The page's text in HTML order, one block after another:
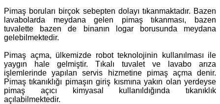
Pimaş boruları birçok sebepten dolayı tıkanmaktadır. Bazen
lavabolarda meydana gelen pimaş tıkanması, bazen
tuvalette bazen de binanın logar borusunda meydana
gelebilmektedir.
Pimaş açma, ülkemizde robot teknolojinin kullanılması ile
yaygın hale gelmiştir. Tıkalı tuvalet ve lavabo arıza
işlemlerinde yapılan servis hizmetine pimaş açma denir.
Pimaş tıkanıklığı pimaşın giriş kısmına yakın olan yerdeyse
pimaş açıcı kimyasal kullanıldığında tıkanıklık
açılabilmektedir.